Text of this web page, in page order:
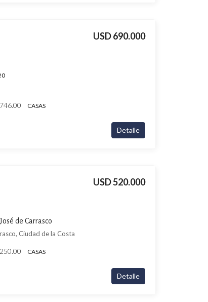
USD 690.000
746.00 CASAS
Detalle
de Carrasco
USD 520.000
Ciudad de la Costa
250.00 CASAS
Detalle